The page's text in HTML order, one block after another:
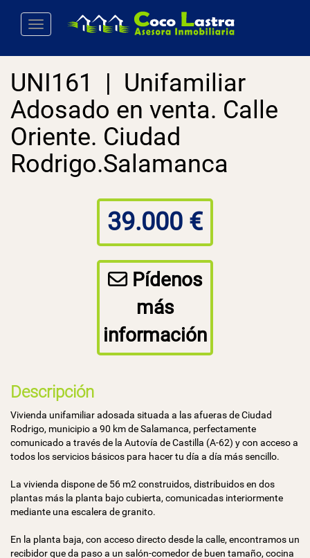
Toggle navigation
UNI161 | Unifamiliar
Adosado en venta. Calle
Oriente. Ciudad
Rodrigo.Salamanca
39.000 €
Pídenos
más
información
Descripción
Vivienda unifamiliar adosada situada a las afueras de Ciudad
Rodrigo, municipio a 90 km de Salamanca, perfectamente
comunicado a través de la Autovía de Castilla (A-62) y con acceso a
todos los servicios básicos para hacer tu día a día más sencillo.
La vivienda dispone de 56 m2 construidos, distribuidos en dos
plantas más la planta bajo cubierta, comunicadas interiormente
mediante una escalera de granito.
En la planta baja, con acceso directo desde la calle, encontramos un
recibidor que da paso a un salón-comedor de buen tamaño, cocina